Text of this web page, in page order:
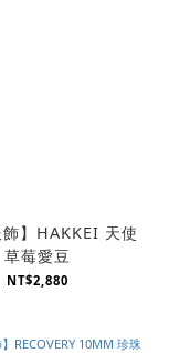
飾】HAKKEI 天使
草莓愛豆
NT$2,880